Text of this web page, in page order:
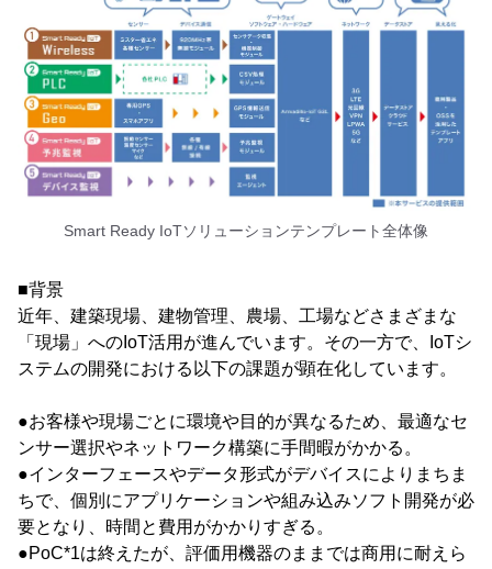
Smart Ready IoTソリューションテンプレート全体像
■背景
近年、建築現場、建物管理、農場、工場などさまざまな
「現場」へのIoT活用が進んでいます。その一方で、IoTシ
ステムの開発における以下の課題が顕在化しています。
●お客様や現場ごとに環境や目的が異なるため、最適なセ
ンサー選択やネットワーク構築に手間暇がかかる。
●インターフェースやデータ形式がデバイスによりまちま
ちで、個別にアプリケーションや組み込みソフト開発が必
要となり、時間と費用がかかりすぎる。
●PoC*1は終えたが、評価用機器のままでは商用に耐えら